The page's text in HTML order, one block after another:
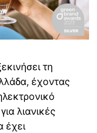
τη
έχοντας
λιανικές
έχει